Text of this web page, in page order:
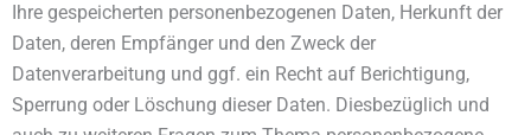
Ihre gespeicherten personenbezogenen Daten, Herkunft der
Daten, deren Empfänger und den Zweck der
Datenverarbeitung und ggf. ein Recht auf Berichtigung,
Sperrung oder Löschung dieser Daten. Diesbezüglich und